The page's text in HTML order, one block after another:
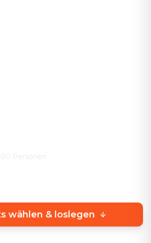
Personen
wählen & loslegen